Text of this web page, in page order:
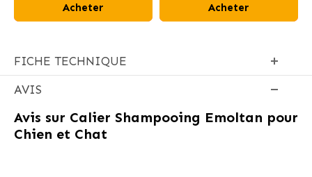
Acheter Acheter
FICHE TECHNIQUE
AVIS
Avis sur Calier Shampooing Emoltan pour
Chien et Chat